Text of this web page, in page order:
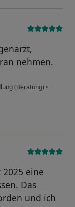
nehmen.
(Beratung) •
eine
Das
und ich